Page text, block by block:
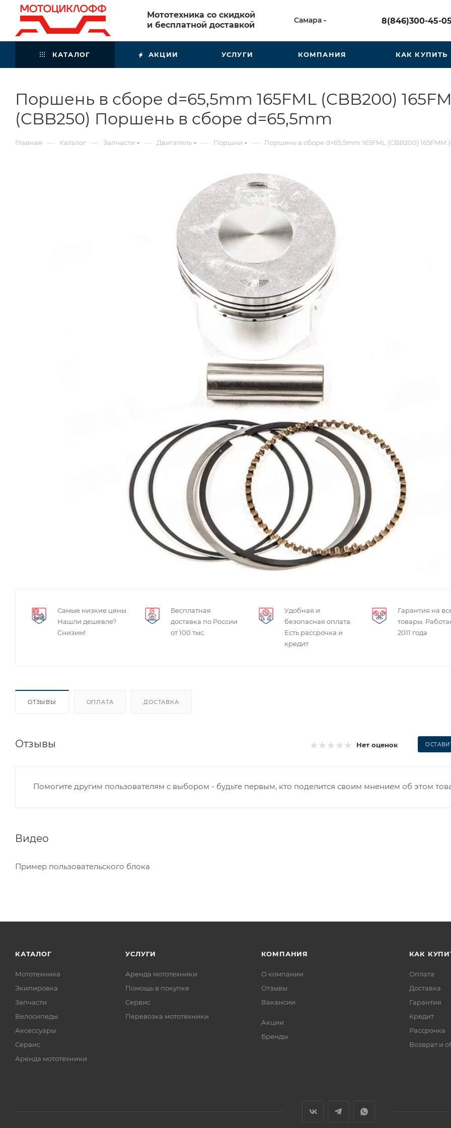
Мототехника со скидкой
и бесплатной доставкой
Самара 8(846)300-45-05
КАТАЛОГ АКЦИИ УСЛУГИ КОМПАНИЯ КАК КУПИТЬ
Поршень в сборе d=65,5mm 165FML (CBB200)
(CBB250) Поршень в сборе d=65,5mm
Главная — Каталог — Запчасти — Двигатель — Поршни — Поршень в сборе d=65,5mm 165FML (CBB200)
Самые низкие цены
Нашли дешевле?
Снизим!
Бесплатная
доставка по России
от 100 тыс.
Удобная и
безопасная оплата.
Есть рассрочка и
кредит
Гарантия на
товары.
2011 года
ОТЗЫВЫ ОПЛАТА ДОСТАВКА
Отзывы Нет оценок
Помогите другим пользователям с выбором - будьте первым, кто поделится своим мнением об этом
Видео
Пример пользовательского блока
КАТАЛОГ
Мототехника
Экипировка
Запчасти
Велосипеды
Аксессуары
Сервис
Аренда мототехники
УСЛУГИ
Аренда мототехники
Помощь в покупке
Сервис
Перевозка мототехники
КОМПАНИЯ
О компании
Отзывы
Вакансии
Акции
Бренды
КАК
Оплата
Доставка
Гарантия
Кредит
Рассрочка
Возврат и